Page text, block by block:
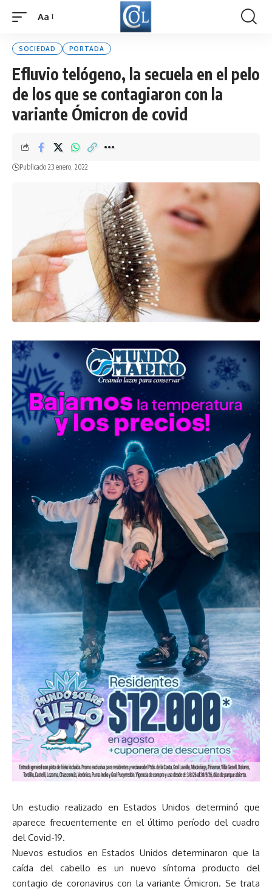
Font
Aa
SOCIEDAD PORTADA
Efluvio telógeno, la secuela en el pelo
de los que se contagiaron con la
variante Ómicron de covid
Publicado 23 enero, 2022
Un estudio realizado en Estados Unidos determinó que
aparece frecuentemente en el último período del cuadro
del Covid-19.
Nuevos estudios en Estados Unidos determinaron que la
caída del cabello es un nuevo síntoma producto del
contagio de coronavirus con la variante Ómicron. Se trata